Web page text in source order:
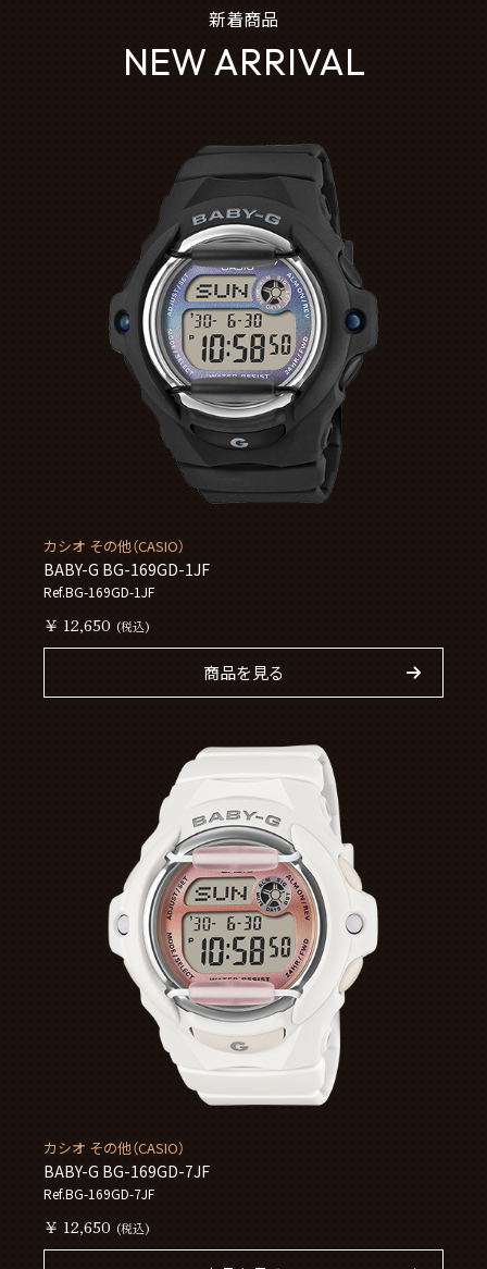
新着商品
NEW ARRIVAL
カシオ その他（CASIO）
BABY-G BG-169GD-1JF
Ref.BG-169GD-1JF
￥ 12,650 (税込)
商品を見る
カシオ その他（CASIO）
BABY-G BG-169GD-7JF
Ref.BG-169GD-7JF
￥ 12,650 (税込)